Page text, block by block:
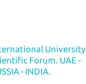
University
Forum. UAE -
- INDIA.